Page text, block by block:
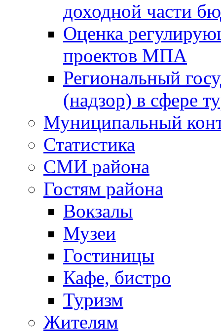
доходной части
Оценка
проектов МПА
Региональный
(надзор) в сфере
Муниципальный
Статистика
СМИ района
Гостям района
Вокзалы
Музеи
Гостиницы
Кафе, бистро
Туризм
Жителям